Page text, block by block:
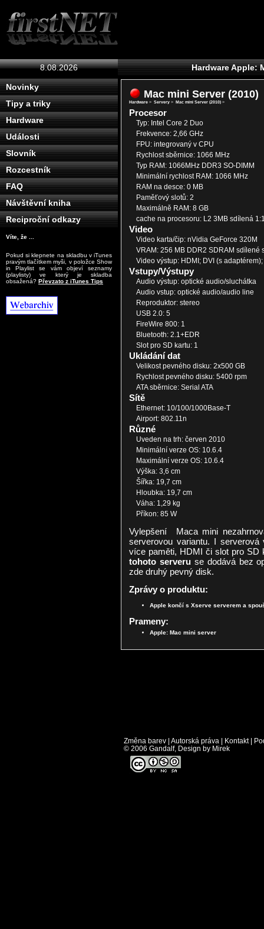
8.08.2026
Novinky
Tipy a triky
Hardware
Události
Slovník
Rozcestník
FAQ
Návštěvní kniha
Reciproční odkazy
Víte, že ...
Pokud si klepnete na skladbu v iTunes
pravým tlačítkem myši, v položce Show
in Playlist se vám objeví seznamy
(playlisty) ve který je skladba
obsažená? Převzato z iTunes Tips
Hardware Apple:
Mac mini Server (2010)
Hardware> Servery> Mac mini Server (2010)>
Procesor
Typ: Intel Core 2 Duo
Frekvence: 2,66 GHz
FPU: integrovaný v CPU
Rychlost sběrnice: 1066 MHz
Typ RAM: 1066MHz DDR3 SO-DIMM
Minimální rychlost RAM: 1066 MHz
RAM na desce: 0 MB
Paměťový slotů: 2
Maximálně RAM: 8 GB
cache na procesoru: L2 3MB sdílená
Video
Video karta/čip: nVidia GeForce 320M
VRAM: 256 MB DDR2 SDRAM sdílené
Video výstup: HDMI; DVI (s
Vstupy/Výstupy
Audio výstup: optické audio/sluchátka
Audio vstup: optické audio/audio line
Reproduktor: stereo
USB 2.0: 5
FireWire 800: 1
Bluetooth: 2.1+EDR
Slot pro SD kartu: 1
Ukládání dat
Velikost pevného disku: 2x500 GB
Rychlost pevného disku: 5400 rpm
ATA sběrnice: Serial ATA
Sítě
Ethernet: 10/100/1000Base-T
Airport: 802.11n
Různé
Uveden na trh: červen 2010
Minimální verze OS: 10.6.4
Maximální verze OS: 10.6.4
Výška: 3,6 cm
Šířka: 19,7 cm
Hloubka: 19,7 cm
Váha: 1,29 kg
Příkon: 85 W
Vylepšení Maca mini
serverovou variantu. I
více paměti, HDMI či slot pro SD
tohoto serveruse dodává bez
zde druhý pevný disk.
Zprávy o produktu:
Apple končí s Xserve serverem a
Prameny:
Apple: Mac mini server
Změna barev Autorská práva Kontakt|
© 2006 Gandalf, Design by Mirek